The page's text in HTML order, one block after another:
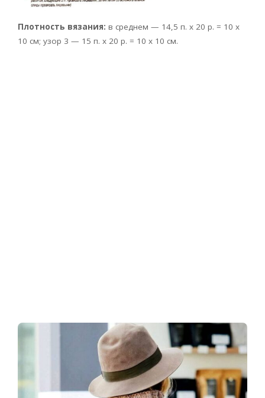
Плотность вязания: в среднем — 14,5 п. х 20 р. = 10 х
10 см; узор 3 — 15 п. х 20 р. = 10 x 10 см.